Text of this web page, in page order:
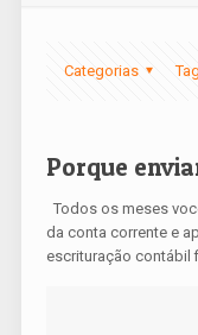
Categorias
Porque
Todos os meses
da conta corrente e
escrituração contábil